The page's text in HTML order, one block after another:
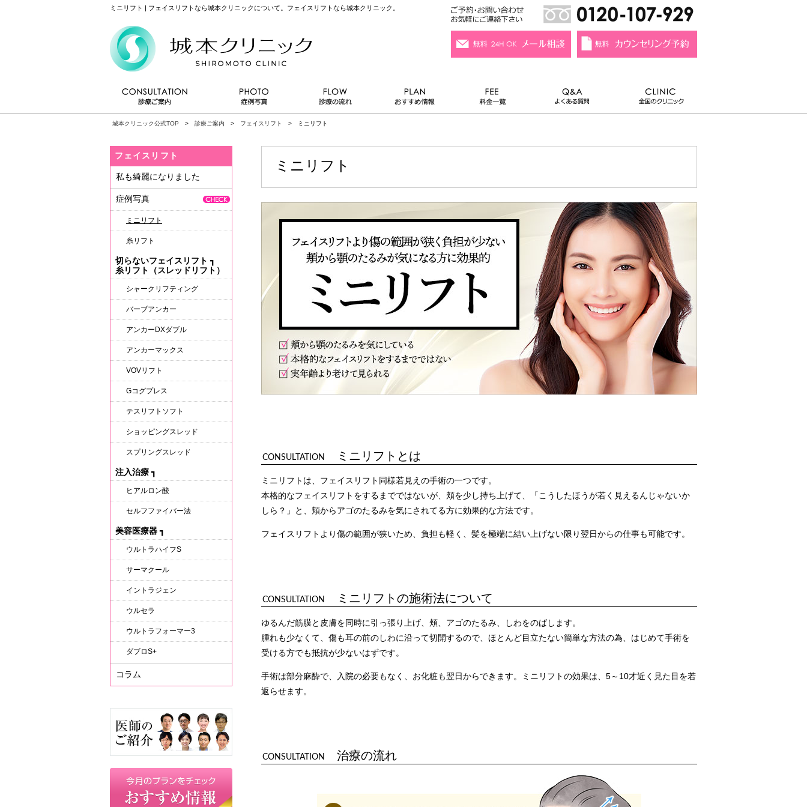
ミニリフト | フェイスリフトなら城本クリニックについて。フェイスリフトなら城本クリニック。
城本クリニック公式TOP > 診療ご案内 > フェイスリフト > ミニリフト
ミニリフト
CONSULTATION ミニリフトとは
ミニリフトは、フェイスリフト同様若見えの手術の一つです。
本格的なフェイスリフトをするまでではないが、頬を少し持ち上げて、「こうしたほうが若く見えるんじゃないか
しら？」と、頬からアゴのたるみを気にされてる方に効果的な方法です。
フェイスリフトより傷の範囲が狭いため、負担も軽く、髪を極端に結い上げない限り翌日からの仕事も可能です。
CONSULTATION ミニリフトの施術法について
ゆるんだ筋膜と皮膚を同時に引っ張り上げ、頬、アゴのたるみ、しわをのばします。
腫れも少なくて、傷も耳の前のしわに沿って切開するので、ほとんど目立たない簡単な方法の為、はじめて手術を
受ける方でも抵抗が少ないはずです。
手術は部分麻酔で、入院の必要もなく、お化粧も翌日からできます。ミニリフトの効果は、5～10才近く見た目を若
返らせます。
CONSULTATION 治療の流れ
フェイスリフト
私も綺麗になりました
症例写真
ミニリフト
糸リフト
切らないフェイスリフト ┓
糸リフト（スレッドリフト）
シャークリフティング
バーブアンカー
アンカーDXダブル
アンカーマックス
VOVリフト
Gコグプレス
テスリフトソフト
ショッピングスレッド
スプリングスレッド
注入治療 ┓
ヒアルロン酸
セルフファイバー法
美容医療器 ┓
ウルトラハイフS
サーマクール
イントラジェン
ウルセラ
ウルトラフォーマー3
ダブロS+
コラム